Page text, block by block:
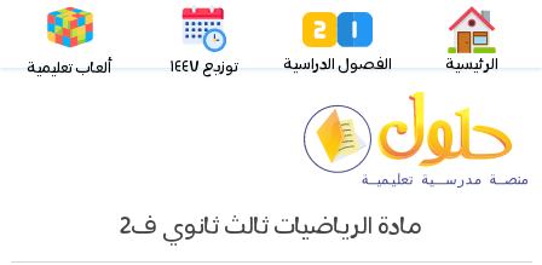
الرئيسية الفصول الدراسية توزيع ١٤٤٧ ألعاب تعليمية
مادة الرياضيات ثالث ثانوي ف2